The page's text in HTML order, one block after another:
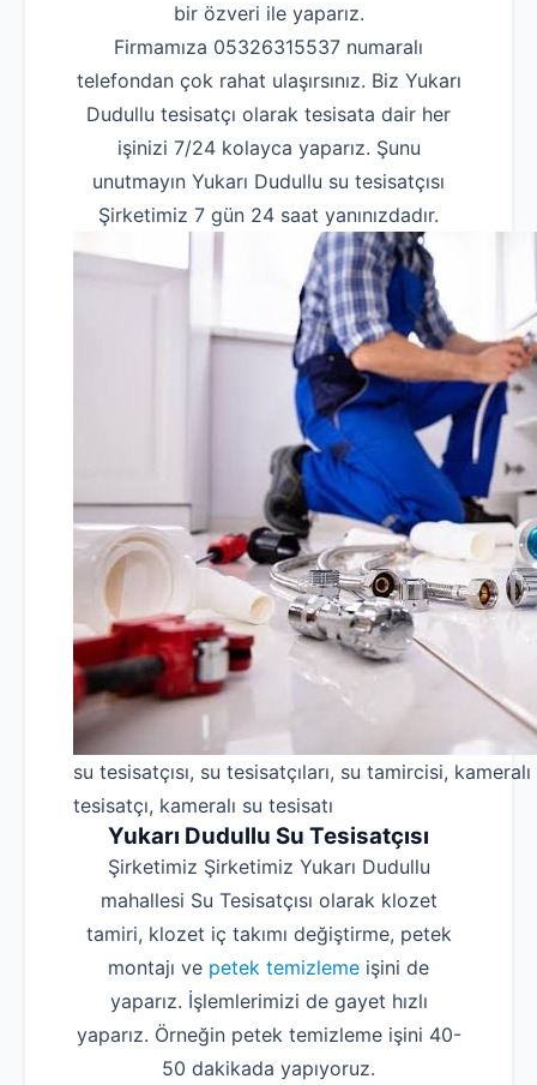
bir özveri ile yaparız.
Firmamıza 05326315537 numaralı
telefondan çok rahat ulaşırsınız. Biz Yukarı
Dudullu tesisatçı olarak tesisata dair her
işinizi 7/24 kolayca yaparız. Şunu
unutmayın Yukarı Dudullu su tesisatçısı
Şirketimiz 7 gün 24 saat yanınızdadır.
su tesisatçısı, su tesisatçıları, su tamircisi,
tesisatçı, kameralı su tesisatı
Yukarı Dudullu Su Tesisatçısı
Şirketimiz Şirketimiz Yukarı Dudullu
mahallesi Su Tesisatçısı olarak klozet
tamiri, klozet iç takımı değiştirme, petek
montajı ve petek temizleme işini de
yaparız. İşlemlerimizi de gayet hızlı
yaparız. Örneğin petek temizleme işini 40-
50 dakikada yapıyoruz.